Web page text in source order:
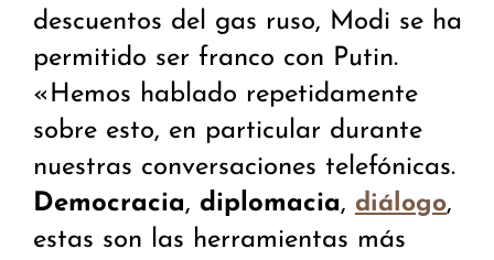
descuentos del gas ruso, Modi se ha
permitido ser franco con Putin.
«Hemos hablado repetidamente
sobre esto, en particular durante
nuestras conversaciones telefónicas.
Democracia, diplomacia, diálogo,
estas son las herramientas más